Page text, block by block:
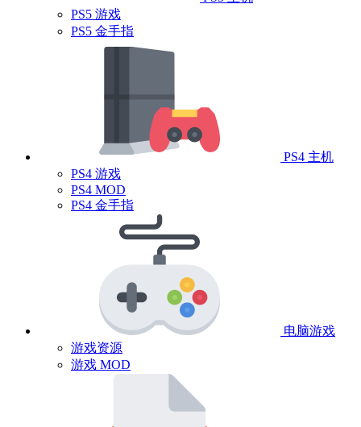
PS5 游戏
PS5 金手指
PS4 主机
PS4 游戏
PS4 MOD
PS4 金手指
电脑游戏
游戏资源
游戏 MOD